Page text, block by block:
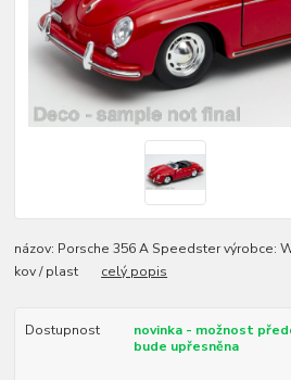
názov: Porsche 356 A Speedster výrobce:
kov / plast celý popis
Dostupnost
novinka - možnost
bude upřesněna